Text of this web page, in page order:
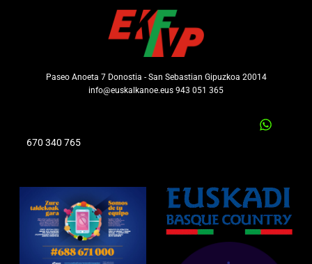
Paseo Anoeta 7 Donostia - San Sebastian Gipuzkoa 20014
info@euskalkanoe.eus 943 051 365
670 340 765